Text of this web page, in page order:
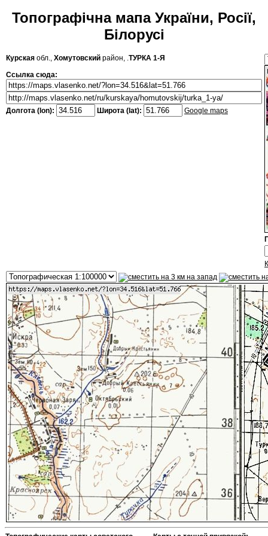
Топографічна мапа України, Росії,
Білорусі
Курская обл., Хомутовский район, .ТУРКА 1-Я
Ссылка сюда:
Долгота (lon): Широта (lat): Google maps